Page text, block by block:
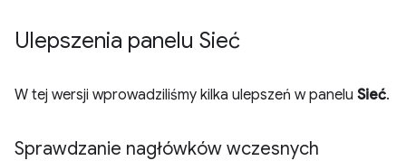
Ulepszenia panelu Sieć
W tej wersji wprowadziliśmy kilka ulepszeń w panelu Sieć.
Sprawdzanie nagłówków wczesnych